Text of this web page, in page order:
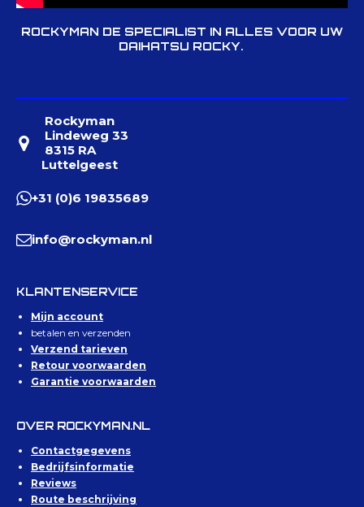
ROCKYMAN DE SPECIALIST IN ALLES VOOR UW
DAIHATSU ROCKY.
Rockyman
Lindeweg 33
8315 RA
Luttelgeest
+31 (0)6 19835689
info@rockyman.nl
KLANTENSERVICE
Mijn account
betalen en verzenden
Verzend tarieven
Retour voorwaarden
Garantie voorwaarden
OVER ROCKYMAN.NL
Contactgegevens
Bedrijfsinformatie
Reviews
Route beschrijving